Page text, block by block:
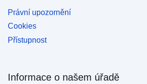
Právní upozornění
Cookies
Přístupnost
Informace o našem úřadě